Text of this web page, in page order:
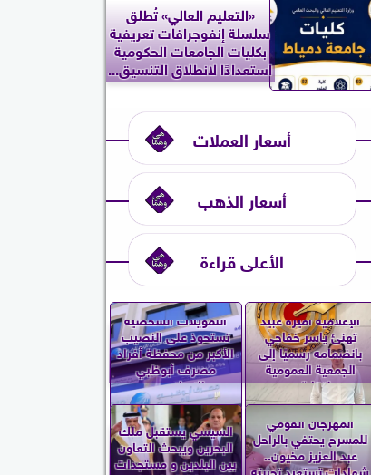
«التعليم العالي» تُطلق
سلسلة إنفوجرافات تعريفية
بكليات الجامعات الحكومية
استعدادًا لانطلاق التنسيق...
أسعار العملات
أسعار الذهب
الأعلى قراءة
الإعلامية أميرة عبيد
تهنئ ياسر خفاجي
بانضمامه رسميًا إلى
الجمعية العمومية
لنقابة...
التمويلات الشخصية
تستحوذ على النصيب
الأكبر من محفظة أفراد
مصرف أبوظبي
الإسلامي...
المهرجان القومي
للمسرح يحتفي بالراحل
عبد العزيز مخيون..
شهادات تستعيد تجربته
السيسي يستقبل ملك
البحرين ويبحث التعاون
بين البلدين و مستجدات